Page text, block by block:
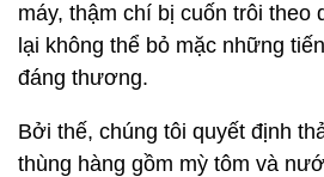
máy, thậm chí bị cuốn trôi theo
lại không thể bỏ mặc những
đáng thương.
Bởi thế, chúng tôi quyết định
thùng hàng gồm mỳ tôm và